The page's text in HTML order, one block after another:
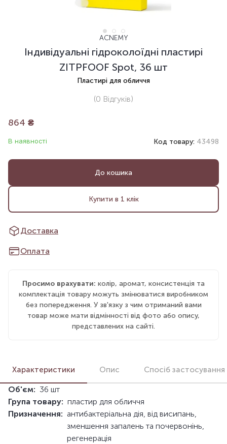
ACNEMY
Індивідуальні гідроколоїдні пластирі
ZITPFOOF Spot, 36 шт
Пластирі для обличчя
(0 Відгуків)
864 ₴
В наявності Код товару: 43498
До кошика
Купити в 1 клік
Доставка
Оплата
Просимо врахувати: колір, аромат, консистенція та
комплектація товару можуть змінюватися виробником
без попередження. У зв'язку з чим отриманий вами
товар може мати відмінності від фото або опису,
представлених на сайті.
Характеристики Опис Спосіб застосування
Об'єм: 36 шт
Група товару: пластир для обличчя
Призначення: антибактеріальна дія, від висипань,
зменшення запалень та почервонінь,
регенерація